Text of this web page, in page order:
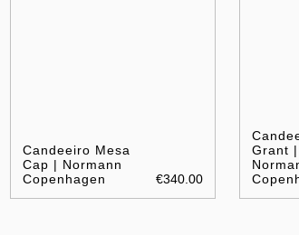
Candeeiro Mesa
Cap | Normann
Copenhagen
€340.00
Grant |